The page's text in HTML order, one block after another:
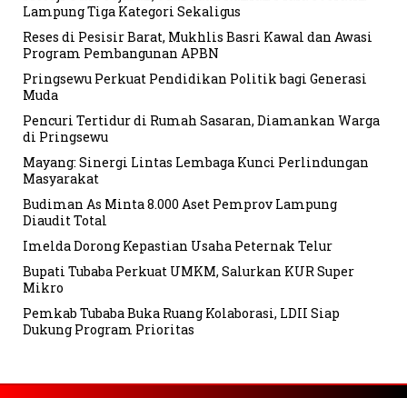
Lampung Tiga Kategori Sekaligus
Reses di Pesisir Barat, Mukhlis Basri Kawal dan Awasi
Program Pembangunan APBN
Pringsewu Perkuat Pendidikan Politik bagi Generasi
Muda
Pencuri Tertidur di Rumah Sasaran, Diamankan Warga
di Pringsewu
Mayang: Sinergi Lintas Lembaga Kunci Perlindungan
Masyarakat
Budiman As Minta 8.000 Aset Pemprov Lampung
Diaudit Total
Imelda Dorong Kepastian Usaha Peternak Telur
Bupati Tubaba Perkuat UMKM, Salurkan KUR Super
Mikro
Pemkab Tubaba Buka Ruang Kolaborasi, LDII Siap
Dukung Program Prioritas